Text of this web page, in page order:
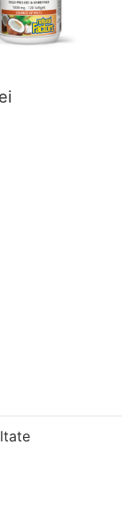
pot fi
Sortat după